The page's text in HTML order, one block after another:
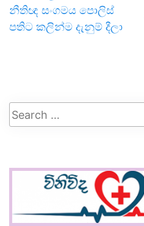
නීතිඥ සංගමය පොලිස්
පතිට කලින්ම දැනුම් දීලා